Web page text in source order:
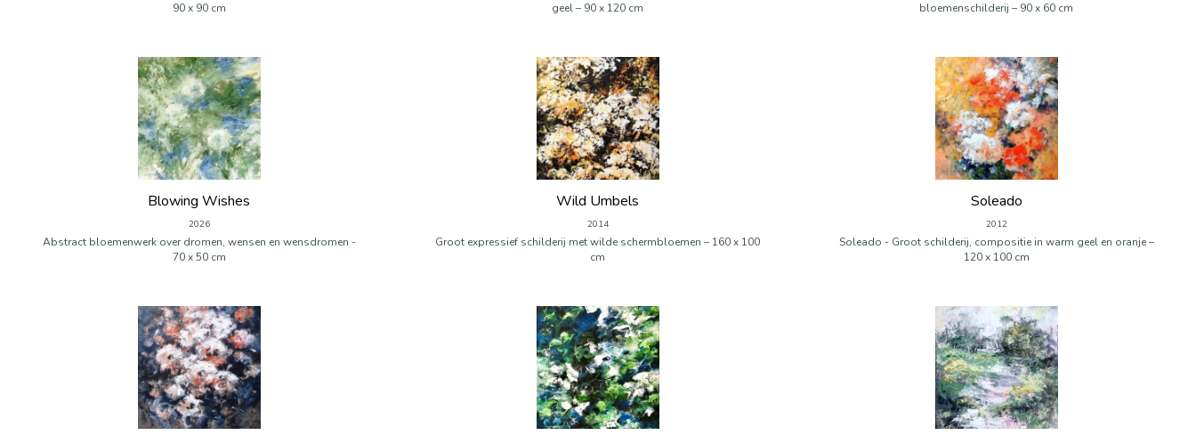
90 x 90 cm
geel – 90 x 120 cm
bloemenschilderij – 90 x 60 cm
Blowing Wishes
2026
Abstract bloemenwerk over dromen, wensen en wensdromen -
70 x 50 cm
Wild Umbels
2014
Groot expressief schilderij met wilde schermbloemen – 160 x 100
cm
Soleado
2012
Soleado - Groot schilderij, compositie in warm geel en oranje –
120 x 100 cm